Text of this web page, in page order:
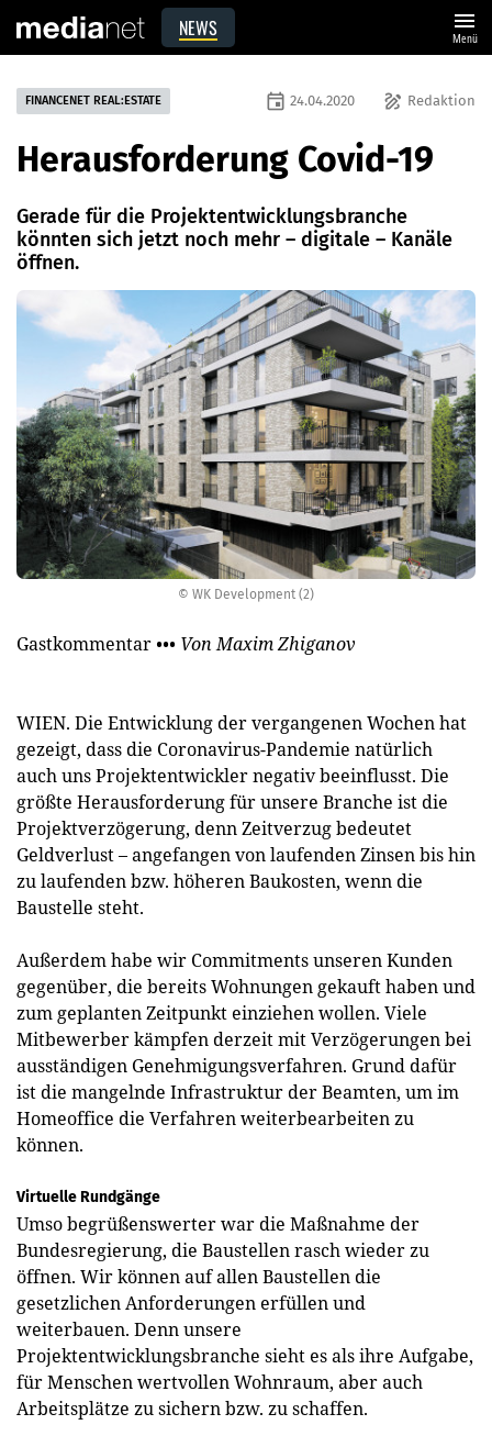
NEWS menu
Menü
© WK Development (2)
FINANCENET REAL:ESTATE draw Redaktion
event 24.04.2020
Herausforderung Covid-19
Gerade für die Projektentwicklungsbranche
könnten sich jetzt noch mehr – digitale – Kanäle
öffnen.
Gastkommentar ••• Von Maxim Zhiganov
WIEN. Die Entwicklung der vergangenen Wochen hat
gezeigt, dass die Coronavirus-Pandemie natürlich
auch uns Projektentwickler negativ beeinflusst. Die
größte Herausforderung für unsere Branche ist die
Projektverzögerung, denn Zeitverzug bedeutet
Geldverlust – angefangen von laufenden Zinsen bis hin
zu laufenden bzw. höheren Baukosten, wenn die
Baustelle steht.
Außerdem habe wir Commitments unseren Kunden
gegenüber, die bereits Wohnungen gekauft haben und
zum geplanten Zeitpunkt einziehen wollen. ­Viele
Mitbewerber kämpfen derzeit mit Verzögerungen bei
ausständigen Genehmigungsverfahren. Grund dafür
ist die mangelnde Infrastruktur der Beamten, um im
Homeoffice die Verfahren weiterbearbeiten zu
können.
Virtuelle Rundgänge
Umso begrüßenswerter war die Maßnahme der
Bundesregierung, die Baustellen rasch wieder zu
öffnen. Wir können auf allen Baustellen die
gesetzlichen Anforderungen erfüllen und
weiterbauen. Denn unsere
Projektentwicklungsbranche sieht es als ihre Aufgabe,
für Menschen wertvollen Wohnraum, aber auch
Arbeitsplätze zu sichern bzw. zu schaffen.